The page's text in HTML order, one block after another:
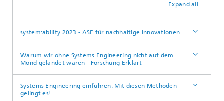
Expand all
system:ability 2023 - ASE für nachhaltige Innovationen
Warum wir ohne Systems Engineering nicht auf dem
Mond gelandet wären - Forschung Erklärt
Systems Engineering einführen: Mit diesen Methoden
gelingt es!